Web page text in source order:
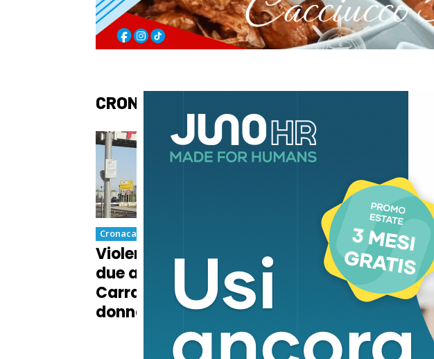
CRONACA
Cronaca
Violento scontro fra
due auto nella notte a
Carrara: grave una
donna di 58 anni
Cronaca
Muore sul sentiero
davanti ai nipoti:
dramma a due passi
dal rifugio Nello